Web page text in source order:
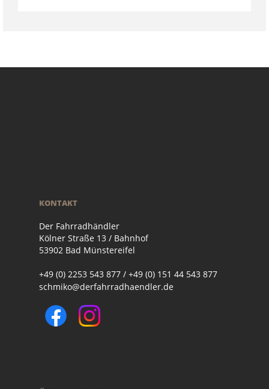
KONTAKT
Der Fahrradhändler
Kölner Straße 13 / Bahnhof
53902 Bad Münstereifel
+49 (0) 2253 543 877 / +49 (0) 151 44 543 877
schmiko@derfahrradhaendler.de